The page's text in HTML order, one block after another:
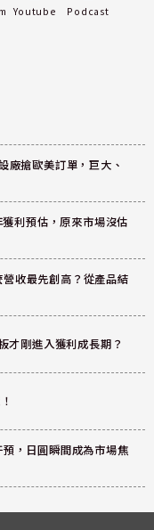
Youtube Podcast
搶歐美訂單，巨大、
利預估，原來市場沒估
收最先創高？從產品結
才剛進入獲利成長期？
，日圓瞬間成為市場焦